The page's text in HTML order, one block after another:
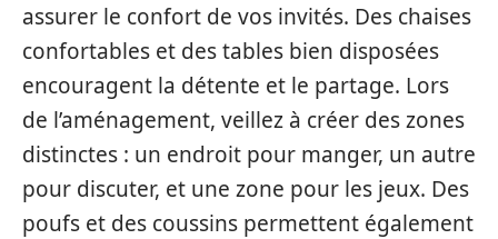
assurer le confort de vos invités. Des chaises
confortables et des tables bien disposées
encouragent la détente et le partage. Lors
de l’aménagement, veillez à créer des zones
distinctes : un endroit pour manger, un autre
pour discuter, et une zone pour les jeux. Des
poufs et des coussins permettent également